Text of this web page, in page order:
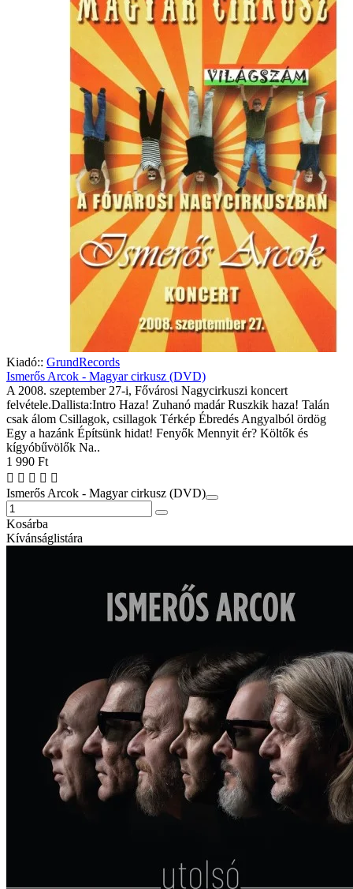
Kiadó:: GrundRecords
Ismerős Arcok - Magyar cirkusz (DVD)
A 2008. szeptember 27-i, Fővárosi Nagycirkuszi koncert
felvétele.Dallista:Intro Haza! Zuhanó madár Ruszkik haza! Talán
csak álom Csillagok, csillagok Térkép Ébredés Angyalból ördög
Egy a hazánk Építsünk hidat! Fenyők Mennyit ér? Költők és
kígyóbűvölők Na..
1 990 Ft
Ismerős Arcok - Magyar cirkusz (DVD)
Kosárba
Kívánságlistára